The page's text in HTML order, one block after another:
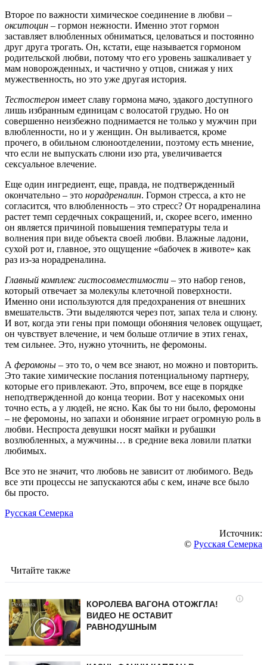
Второе по важности химическое соединение в любви –
окситоцин – гормон нежности. Именно этот гормон
заставляет влюбленных обниматься, целоваться и постоянно
друг друга трогать. Он, кстати, еще называется гормоном
родительской любви, потому что его уровень зашкаливает у
мам новорожденных, и частично у отцов, снижая у них
мужественность, но это уже другая история.
Тестостерон имеет славу гормона мачо, эдакого доступного
лишь избранным единицам с волосатой грудью. Но он
совершенно неизбежно поднимается не только у мужчин при
влюбленности, но и у женщин. Он выливается, кроме
прочего, в обильном слюноотделении, поэтому есть мнение,
что если не выпускать слюни изо рта, увеличивается
сексуальное влечение.
Еще один ингредиент, еще, правда, не подтвержденный
окончательно – это норадреналин. Гормон стресса, а кто не
согласится, что влюбленность – это стресс? От норадреналина
растет темп сердечных сокращений, и, скорее всего, именно
он является причиной повышения температуры тела и
волнения при виде объекта своей любви. Влажные ладони,
сухой рот и, главное, это ощущение «бабочек в животе» как
раз из-за норадреналина.
Главный комплекс гистосовместимости – это набор генов,
который отвечает за молекулы клеточной поверхности.
Именно они используются для предохранения от внешних
вмешательств. Эти выделяются через пот, запах тела и слюну.
И вот, когда эти гены при помощи обоняния человек ощущает,
он чувствует влечение, и чем больше отличие в этих генах,
тем сильнее. Это, нужно уточнить, не феромоны.
А феромоны – это то, о чем все знают, но можно и повторить.
Это такие химические послания потенциальному партнеру,
которые его привлекают. Это, впрочем, все еще в порядке
неподтвержденной до конца теории. Вот у насекомых они
точно есть, а у людей, не ясно. Как бы то ни было, феромоны
– не феромоны, но запахи и обоняние играет огромную роль в
любви. Неспроста девушки носят майки и рубашки
возлюбленных, а мужчины… в средние века ловили платки
любимых.
Все это не значит, что любовь не зависит от любимого. Ведь
все эти процессы не запускаются абы с кем, иначе все было
бы просто.
Русская Семерка
Источник:
© Русская Семерка
Читайте также
i
КОРОЛЕВА ВАГОНА ОТОЖГЛА!
ВИДЕО НЕ ОСТАВИТ
РАВНОДУШНЫМ